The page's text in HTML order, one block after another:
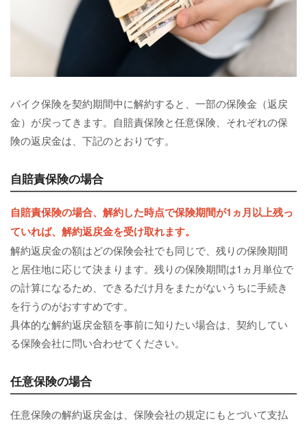
バイク保険を契約期間中に解約すると、一部の保険金（返戻
金）が戻ってきます。自賠責保険と任意保険、それぞれの保
険の返戻金は、下記のとおりです。
自賠責保険の場合
自賠責保険の場合、解約した時点で保険期間が1ヵ月以上残っ
ていれば、 解約返戻金を受け取れます。
解約返戻金の額はどの保険会社でも同じで、残りの保険期間
と居住地に応じて決まります。残りの保険期間は1ヵ月単位で
の計算になるため、できるだけ月をまたがないうちに手続き
を行うのがおすすめです。
具体的な解約返戻金額を事前に知りたい場合は、契約してい
る保険会社に問い合わせてください。
任意保険の場合
任意保険の解約返戻金は、保険会社の規定にもとづいて支払